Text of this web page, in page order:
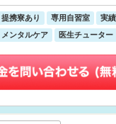
提携寮あり 専用自習室
実
メンタルケア 医生チューター